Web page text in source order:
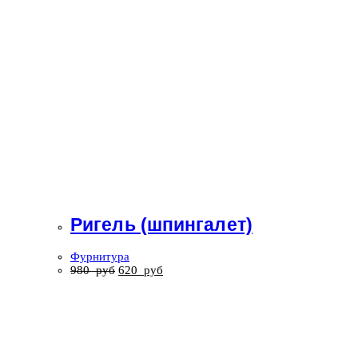
Ригель (шпингалет)
Фурнитура
980руб 620 руб